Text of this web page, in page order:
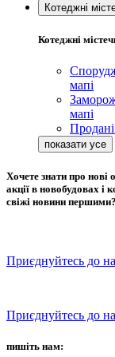
Котеджні
Котеджні
мапі
мапі
Хочете знати про нові
акції в новобудовах і
свіжі новини першими?
Приєднуйтесь до
Приєднуйтесь до
пишіть нам: